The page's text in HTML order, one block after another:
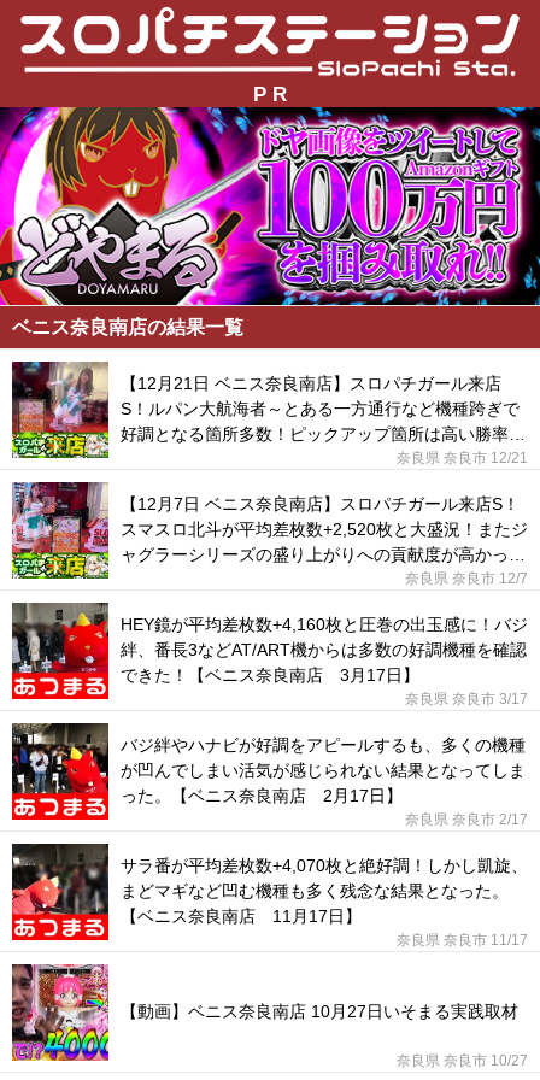
P R
ベニス奈良南店の結果一覧
【12月21日 ベニス奈良南店】スロパチガール来店
S！ルパン大航海者～とある一方通行など機種跨ぎで
好調となる箇所多数！ピックアップ箇所は高い勝率と
奈良県 奈良市 12/21
【12月7日 ベニス奈良南店】スロパチガール来店S！
スマスロ北斗が平均差枚数+2,520枚と大盛況！またジ
ャグラーシリーズの盛り上がりへの貢献度が高かっ
奈良県 奈良市 12/7
HEY鏡が平均差枚数+4,160枚と圧巻の出玉感に！バジ
絆、番長3などAT/ART機からは多数の好調機種を確認
できた！【ベニス奈良南店 3月17日】
奈良県 奈良市 3/17
バジ絆やハナビが好調をアピールするも、多くの機種
が凹んでしまい活気が感じられない結果となってしま
った。【ベニス奈良南店 2月17日】
奈良県 奈良市 2/17
サラ番が平均差枚数+4,070枚と絶好調！しかし凱旋、
まどマギなど凹む機種も多く残念な結果となった。
【ベニス奈良南店 11月17日】
奈良県 奈良市 11/17
【動画】ベニス奈良南店 10月27日いそまる実践取材
奈良県 奈良市 10/27